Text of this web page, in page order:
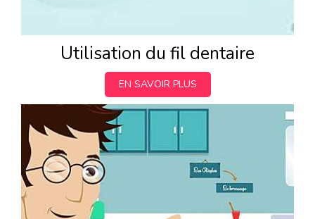
Utilisation du fil dentaire
EN SAVOIR PLUS